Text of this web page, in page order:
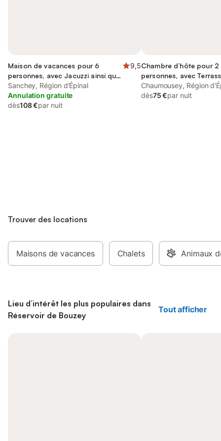
Maison de vacances pour 6
personnes, avec Jacuzzi ainsi que
Terrasse et Jardin
9,5
Sanchey, Région d'Épinal
Annulation gratuite
dès108 €par nuit
Chambre d’hôte pour 2
personnes, avec
Jardin
Chaumousey, Région
dès75 €par nuit
Trouver des locations
Maisons de vacances Chalets Animaux
Lieu d’intérêt les plus populaires dans
Réservoir de Bouzey
Tout afficher